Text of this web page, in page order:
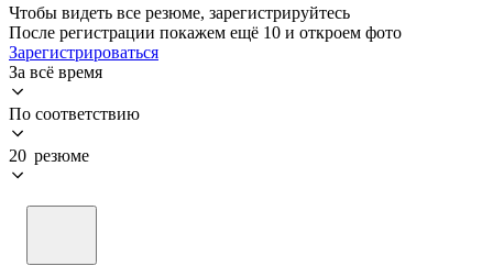
Чтобы видеть все резюме, зарегистрируйтесь
После регистрации покажем ещё 10 и откроем фото
Зарегистрироваться
За всё время
По соответствию
20 резюме